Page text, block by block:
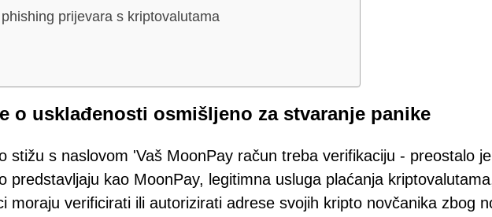
prijevara s kriptovalutama
o usklađenosti osmišljeno za stvaranje panike
stižu s naslovom 'Vaš MoonPay račun treba verifikaciju - preostalo
predstavljaju kao MoonPay, legitimna usluga plaćanja
moraju verificirati ili autorizirati adrese svojih kripto novčanika zbog